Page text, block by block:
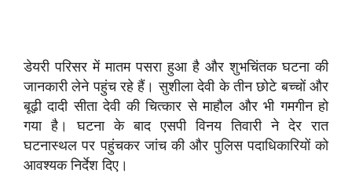
डेयरी परिसर में मातम पसरा हुआ है और शुभचिंतक घटना की
जानकारी लेने पहुंच रहे हैं। सुशीला देवी के तीन छोटे बच्चों और
बूढ़ी दादी सीता देवी की चित्कार से माहौल और भी गमगीन हो
गया है। घटना के बाद एसपी विनय तिवारी ने देर रात
घटनास्थल पर पहुंचकर जांच की और पुलिस पदाधिकारियों को
आवश्यक निर्देश दिए।